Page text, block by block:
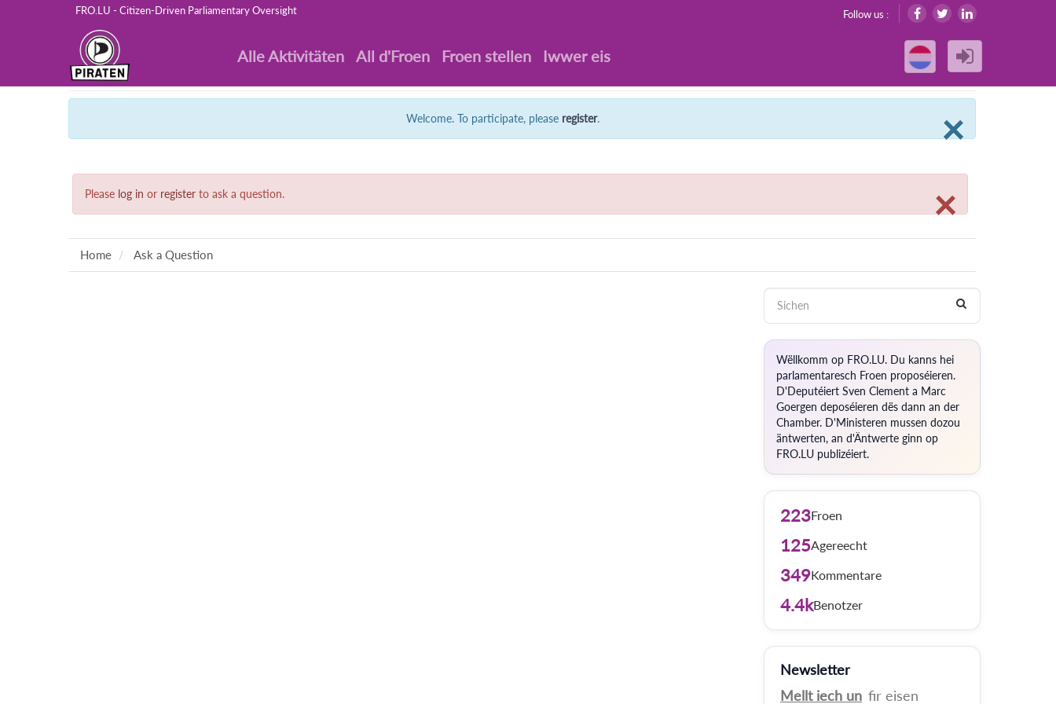
FRO.LU - Citizen-Driven Parliamentary Oversight Follow us :
Alle Aktivitäten All d'Froen Froen stellen Iwwer eis
×
Welcome. To participate, please register.
Please log in or register to ask a question. ×Close
Home Ask a Question
Wëllkomm op FRO.LU. Du kanns hei
parlamentaresch Froen proposéieren.
D'Deputéiert Sven Clement a Marc
Goergen deposéieren dës dann an der
Chamber. D'Ministeren mussen dozou
äntwerten, an d'Äntwerte ginn op
FRO.LU publizéiert.
223Froen
125Agereecht
349Kommentare
4.4kBenotzer
Newsletter
Mellt iech un fir eisen